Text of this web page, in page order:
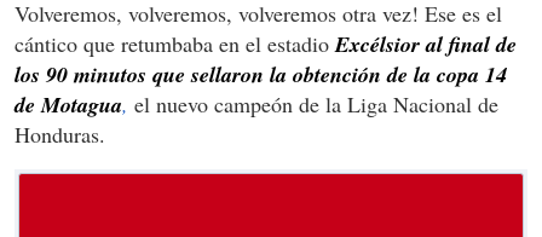
Volveremos, volveremos, volveremos otra vez! Ese es el
cántico que retumbaba en el estadioExcélsior al final de
los 90 minutos que sellaron la obtención de la copa 14
de Motagua, el nuevo campeón de la Liga Nacional de
Honduras.